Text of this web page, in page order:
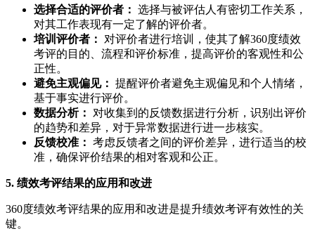
选择合适的评价者： 选择与被评估人有密切工作关系，
对其工作表现有一定了解的评价者。
培训评价者：
对评价者进行培训，使其了解360度绩效
考评的目的、流程和评价标准，提高评价的客观性和公
正性。
避免主观偏见： 提醒评价者避免主观偏见和个人情绪，
基于事实进行评价。
数据分析：
对收集到的反馈数据进行分析，识别出评价
的趋势和差异，对于异常数据进行进一步核实。
反馈校准： 考虑反馈者之间的评价差异，进行适当的校
准，确保评价结果的相对客观和公正。
5. 绩效考评结果的应用和改进
360度绩效考评结果的应用和改进是提升绩效考评有效性的关
键。